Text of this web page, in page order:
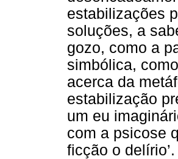
estabilizações
soluções, a
gozo, como a
simbólica,
acerca da
estabilização
um eu
com a psicose
ficção o delírio’.